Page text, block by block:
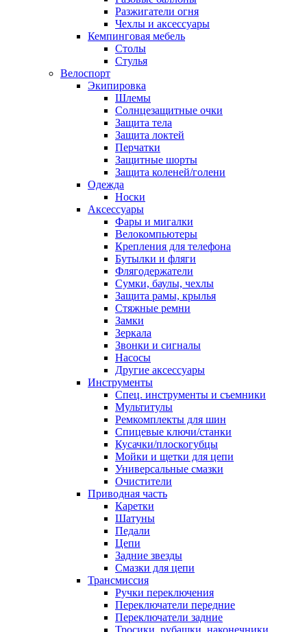
Разжигатели огня
Чехлы и аксессуары
Кемпинговая мебель
Столы
Стулья
Велоспорт
Экипировка
Шлемы
Солнцезащитные очки
Защита тела
Защита локтей
Перчатки
Защитные шорты
Защита коленей/голени
Одежда
Носки
Аксессуары
Фары и мигалки
Велокомпьютеры
Крепления для телефона
Бутылки и фляги
Флягодержатели
Сумки, баулы, чехлы
Защита рамы, крылья
Стяжные ремни
Замки
Зеркала
Звонки и сигналы
Насосы
Другие аксессуары
Инструменты
Спец. инструменты и съемники
Мультитулы
Ремкомплекты для шин
Спицевые ключи/станки
Кусачки/плоскогубцы
Мойки и щетки для цепи
Универсальные смазки
Очистители
Приводная часть
Каретки
Шатуны
Педали
Цепи
Задние звезды
Смазки для цепи
Трансмиссия
Ручки переключения
Переключатели передние
Переключатели задние
Тросики, рубашки, наконечники